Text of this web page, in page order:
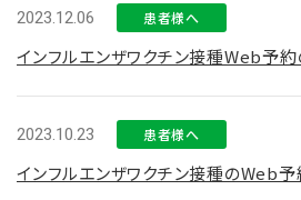
2023.12.06 患者様へ
インフルエンザワクチン接種Web予
2023.10.23 患者様へ
インフルエンザワクチン接種のWeb予